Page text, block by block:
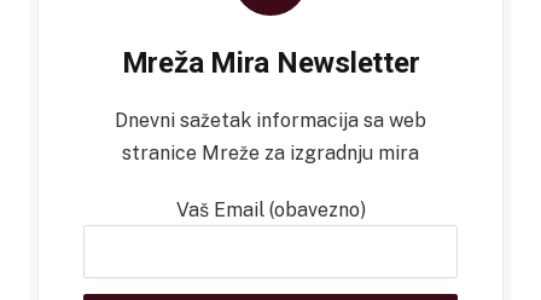
Mreža Mira Newsletter
Dnevni sažetak informacija sa web
stranice Mreže za izgradnju mira
Vaš Email (obavezno)